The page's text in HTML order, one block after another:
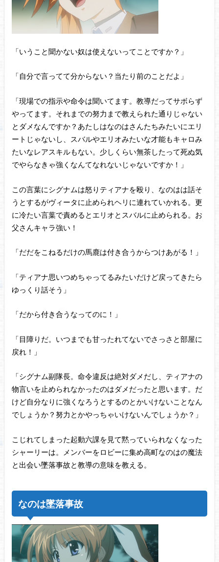
「いうこと聞かない奴は使えないってことですか？」
「自分で言ってて分からない？当たり前のことだよ」
「現場での指示や命令は聞いてます。教導だってサボらず
やってます。それまでの努力まで教えられた通りじゃない
とダメなんですか？あたしはなのはさんたちみたいにエリ
ートじゃないし、スバルやエリオみたいな才能もキャロみ
たいなレアスキルもない。少しくらい無茶したって死ぬ気
でやらなきゃ強くなんてなれないじゃないですか！」
この言葉にシグナムは怒りティアナを殴り、なのはは話そ
うとするがヴィータに止められヘリに連れていかれる。更
に冷たい言葉で責めるとエリオとスバルに止められる。お
父さんキャラ強い！
「だだをこねるだけの馬鹿は付き合うからつけあがる！」
「ティアナ思いつめちゃってるみたいだけど戻ってきたら
ゆっくり話そう」
「だから付き合うなってのに！」
「目障りだ。いつまでも甘ったれてないでさっさと部屋に
戻れ！」
「シグナム副隊長。命令違反は絶対ダメだし、ティアナの
物言いを止められなかったのはダメだったと思います。だ
けど自分なりに強くなろうとするのとかいけないことなん
でしょうか？努力とかやっちゃいけないんでしょうか？」
こじれてしまった起動六課を見て黙っていられなくなった
シャーリーは。メンバーをロビーに集め高町なのはの魔法
と出会い墜落事故と教導の意味を教える。
なのは墜落事故